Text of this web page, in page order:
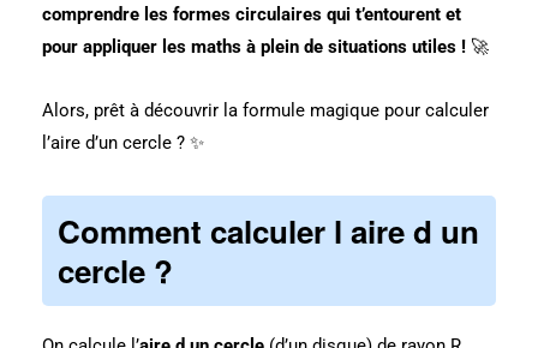
comprendre les formes circulaires qui t’entourent et
pour appliquer les maths à plein de situations utiles ! 🚀
Alors, prêt à découvrir la formule magique pour calculer
l’aire d’un cercle ? ✨
Comment calculer l aire d un
cercle ?